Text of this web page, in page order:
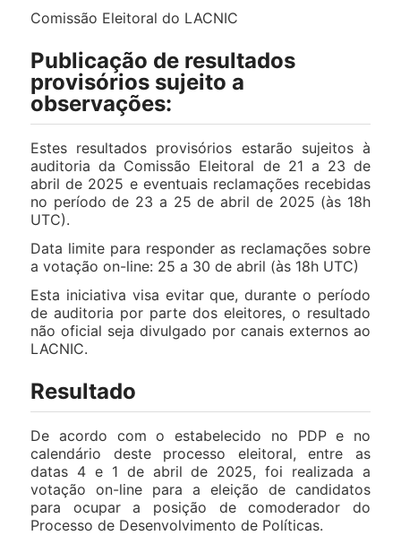
Comissão Eleitoral do LACNIC
Publicação de resultados
provisórios sujeito a
observações:
Estes resultados provisórios estarão sujeitos à
auditoria da Comissão Eleitoral de 21 a 23 de
abril de 2025 e eventuais reclamações recebidas
no período de 23 a 25 de abril de 2025 (às 18h
UTC).
Data limite para responder as reclamações sobre
a votação on-line: 25 a 30 de abril (às 18h UTC)
Esta iniciativa visa evitar que, durante o período
de auditoria por parte dos eleitores, o resultado
não oficial seja divulgado por canais externos ao
LACNIC.
Resultado
De acordo com o estabelecido no PDP e no
calendário deste processo eleitoral, entre as
datas 4 e 1 de abril de 2025, foi realizada a
votação on-line para a eleição de candidatos
para ocupar a posição de comoderador do
Processo de Desenvolvimento de Políticas.